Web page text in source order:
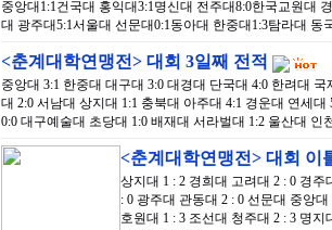
중앙대1:1건국대 홍익대3:1명신대 전주대8:0한국교원대
대 광주대5:1서울대 선문대0:1동아대 한중대1:3탐라대
<춘계대학연맹전> 대회 3일째 전적
중앙대 3:1 한중대 대구대 3:0 대경대 단국대 4:0 한려대
대 2:0 서남대 상지대 1:1 충북대 아주대 4:1 경운대 연세
0:0 대구예술대 초당대 1:0 배재대 서라벌대 1:2 울산대
<춘계대학연맹전> 대회 이
상지대 1 : 2 경희대 고려대 2 : 0 경
: 0 광주대 관동대 2 : 0 선문대 중앙
호원대 1 : 3 조선대 청주대 2 : 3 명